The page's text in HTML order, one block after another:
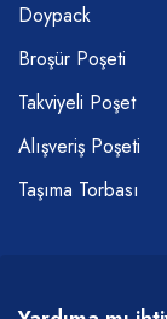
Doypack
Broşür Poşeti
Takviyeli Poşet
Alışveriş Poşeti
Taşıma Torbası